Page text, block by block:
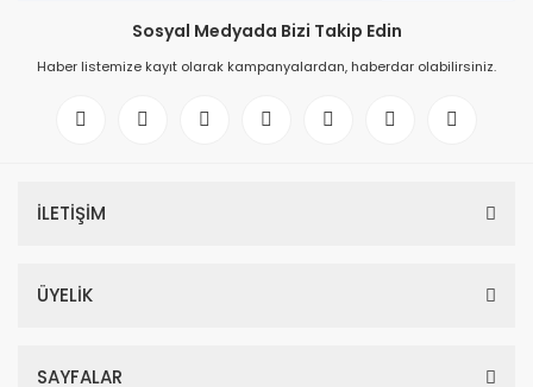
Sosyal Medyada Bizi Takip Edin
Haber listemize kayıt olarak kampanyalardan, haberdar olabilirsiniz.
İLETİŞİM
ÜYELİK
SAYFALAR